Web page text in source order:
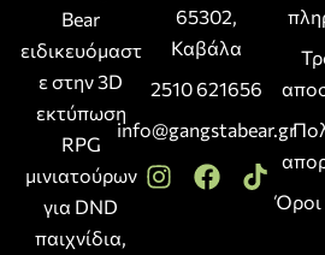
Bear
ειδικευόμαστ
ε στην 3D
εκτύπωση
RPG
μινιατούρων
για DND
παιχνίδια,
65302,
Καβάλα
2510 621656
info@gangstabear.gr
Όροι